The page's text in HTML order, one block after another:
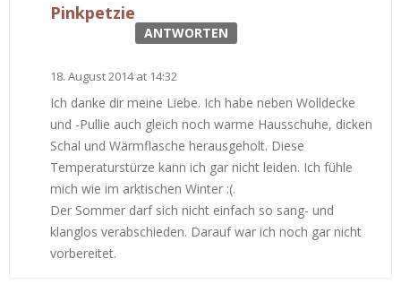
Pinkpetzie
ANTWORTEN
18. August 2014 at 14:32
Ich danke dir meine Liebe. Ich habe neben Wolldecke
und -Pullie auch gleich noch warme Hausschuhe, dicken
Schal und Wärmflasche herausgeholt. Diese
Temperaturstürze kann ich gar nicht leiden. Ich fühle
mich wie im arktischen Winter :(.
Der Sommer darf sich nicht einfach so sang- und
klanglos verabschieden. Darauf war ich noch gar nicht
vorbereitet.